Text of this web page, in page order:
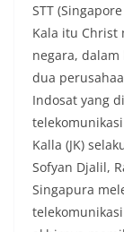
STT
Kala itu Christ
negara, dalam
dua
Indosat yang
Kalla (JK)
Sofyan Djalil,
Singapura